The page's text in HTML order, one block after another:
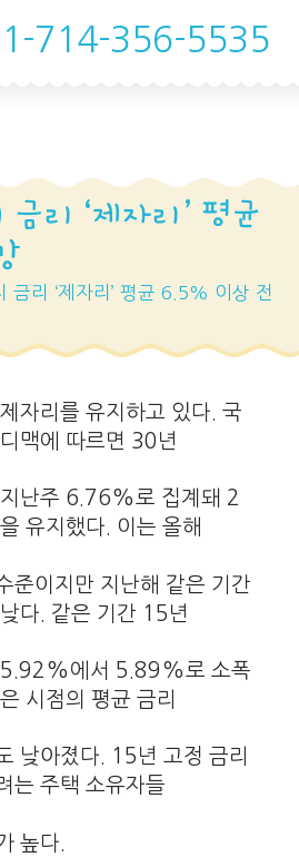
1-714-356-5535
리 ‘제자리’ 평균
금리 ‘제자리’ 평균 6.5% 이상 전
자리를 유지하고 있다. 국
맥에 따르면 30년
난주 6.76%로 집계돼 2
유지했다. 이는 올해
준이지만 지난해 같은 기간
다. 같은 기간 15년
5.92%에서 5.89%로 소폭
시점의 평균 금리
낮아졌다. 15년 고정 금리
는 주택 소유자들
높다.